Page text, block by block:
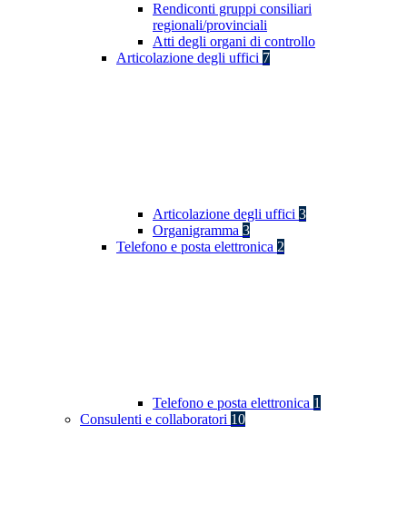
Rendiconti gruppi consiliari
regionali/provinciali
Atti degli organi di controllo
Articolazione degli uffici 7
Articolazione degli uffici 3
Organigramma 3
Telefono e posta elettronica 2
Telefono e posta elettronica 1
Consulenti e collaboratori 10